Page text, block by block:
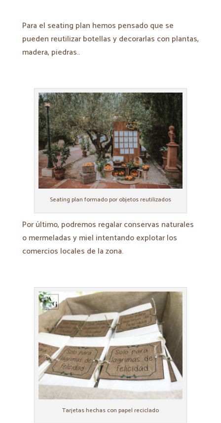
Para el seating plan hemos pensado que se
pueden reutilizar botellas y decorarlas con plantas,
madera, piedras..
Seating plan formado por objetos reutilizados
Por último, podremos regalar conservas naturales
o mermeladas y miel intentando explotar los
comercios locales de la zona.
Tarjetas hechas con papel reciclado